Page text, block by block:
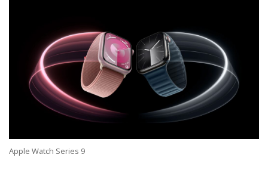
Apple Watch Series 9